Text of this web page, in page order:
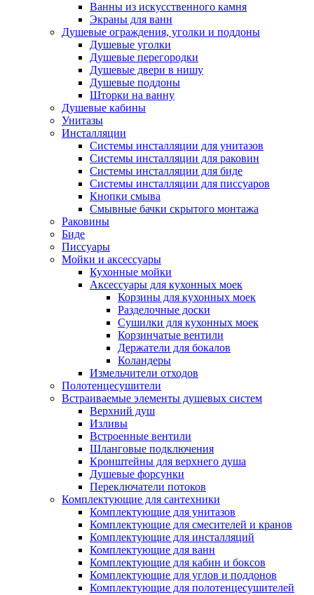
Ванны из искусственного камня
Экраны для ванн
Душевые ограждения, уголки и поддоны
Душевые уголки
Душевые перегородки
Душевые двери в нишу
Душевые поддоны
Шторки на ванну
Душевые кабины
Унитазы
Инсталляции
Системы инсталляции для унитазов
Системы инсталляции для раковин
Системы инсталляции для биде
Системы инсталляции для писсуаров
Кнопки смыва
Смывные бачки скрытого монтажа
Раковины
Биде
Писсуары
Мойки и аксессуары
Кухонные мойки
Аксессуары для кухонных моек
Корзины для кухонных моек
Разделочные доски
Сушилки для кухонных моек
Корзинчатые вентили
Держатели для бокалов
Коландеры
Измельчители отходов
Полотенцесушители
Встраиваемые элементы душевых систем
Верхний душ
Изливы
Встроенные вентили
Шланговые подключения
Кронштейны для верхнего душа
Душевые форсунки
Переключатели потоков
Комплектующие для сантехники
Комплектующие для унитазов
Комплектующие для смесителей и кранов
Комплектующие для инсталляций
Комплектующие для ванн
Комплектующие для кабин и боксов
Комплектующие для углов и поддонов
Комплектующие для полотенцесушителей